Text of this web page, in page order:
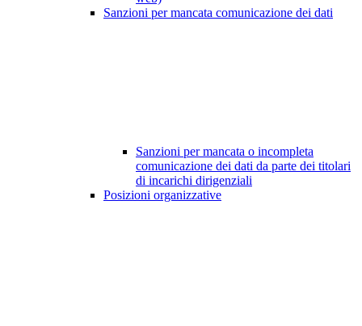
Sanzioni per mancata comunicazione dei dati
Sanzioni per mancata o incompleta
comunicazione dei dati da parte dei titolari
di incarichi dirigenziali
Posizioni organizzative